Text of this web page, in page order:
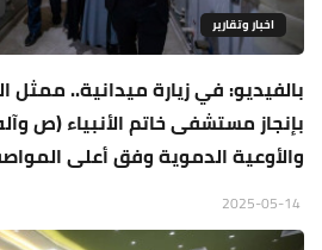
اخبار وتقارير
بالفيديو: في زيارة ميدانية.. ممثل
بإنجاز مستشفى خاتم الأنبياء (ص
والأوعية الدموية وفق أعلى